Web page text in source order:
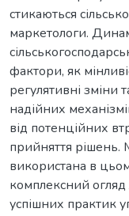
стикаються
маркетологи.
фактори, як
регулятивні зміни
надійних
від потенційних
прийняття рішень.
використана в
комплексний огляд
успішних практик